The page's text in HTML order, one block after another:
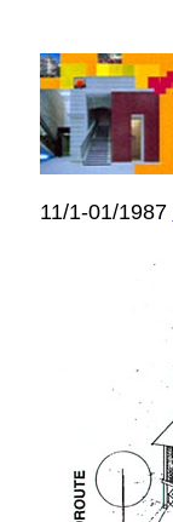
11/1-01/1987